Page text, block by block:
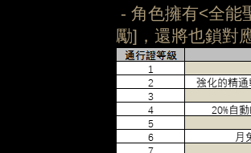
- 角色擁有<全能
勵]，還將也鎖對